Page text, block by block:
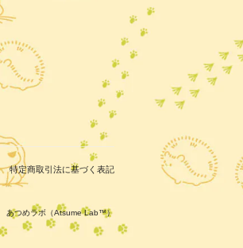
特定商取引法に基づく表記
あつめラボ（Atsume Lab™）